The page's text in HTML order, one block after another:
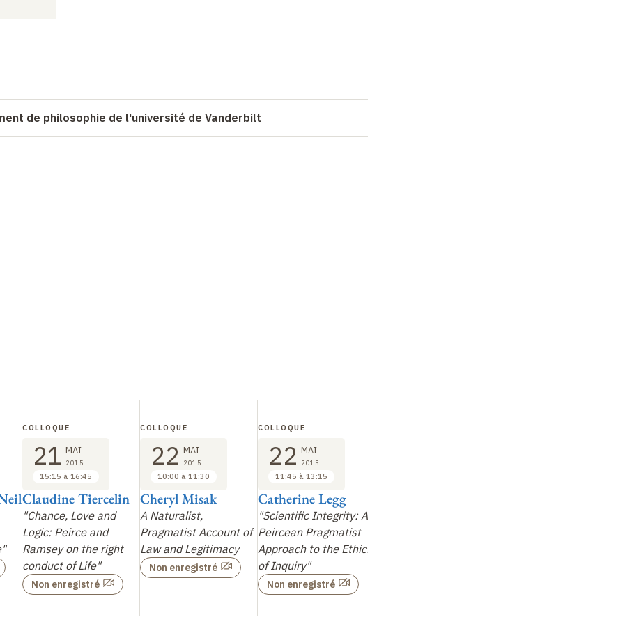
de philosophie de l'université de Vanderbilt
"Chance, Love and
Logic: Peirce and
Ramsey on the right
conduct of Life"
Claudine Tiercelin
COLLOQUE
21 MAI
2015
15:15 à 16:45
Non enregistré
A Naturalist,
Pragmatist Account of
Law and Legitimacy
Cheryl Misak
COLLOQUE
22 MAI
2015
10:00 à 11:30
Non enregistré
"Scientific Integrity: A
Peircean Pragmatist
Approach to the Ethics
of Inquiry"
Catherine Legg
COLLOQUE
22 MAI
2015
11:45 à 13:15
Non enregistré